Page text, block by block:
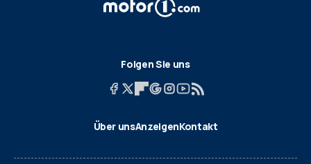
Folgen Sie uns
Über unsAnzeigenKontakt